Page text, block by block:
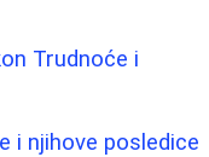
Trudnoće i
i njihove posledice